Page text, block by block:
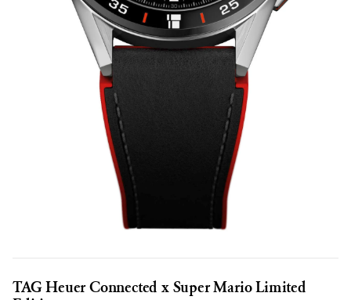
TAG Heuer Connected x Super Mario Limited